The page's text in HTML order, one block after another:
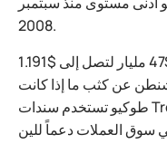
2008.
كما خفّضت اليابان محفظتها بنحو $47 مليار لتصل إلى $1.191
عن كثب ما إذا كانت
طوكيو تستخدم سندات Treasuries طويلة الأجل لتمويل